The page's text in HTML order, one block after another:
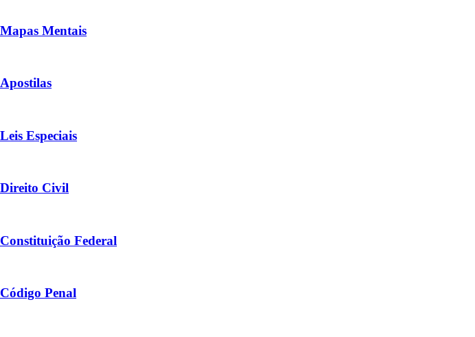
Mapas Mentais
Apostilas
Leis Especiais
Direito Civil
Constituição Federal
Código Penal